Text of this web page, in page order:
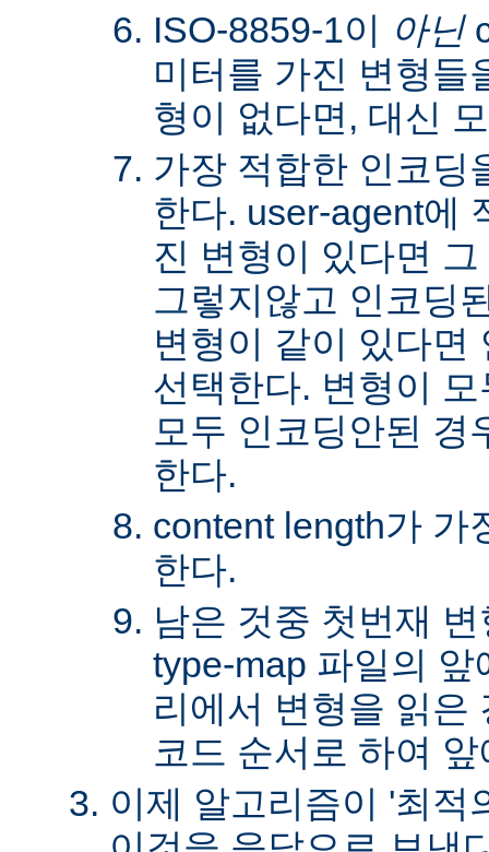
ISO-8859-1이 아닌
미터를 가진 변형들
형이 없다면, 대신
가장 적합한 인코딩
한다. user-agent에
진 변형이 있다면
그렇지않고 인코딩
변형이 같이 있다면
선택한다. 변형이
모두 인코딩안된 경
한다.
content length가 가
한다.
남은 것중 첫번재
type-map 파일의
리에서 변형을 읽은
코드 순서로 하여
이제 알고리즘이 '최적